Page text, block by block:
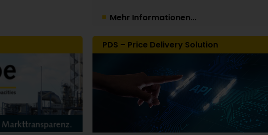
Mehr Informationen...
PDS – Price Delivery Solution